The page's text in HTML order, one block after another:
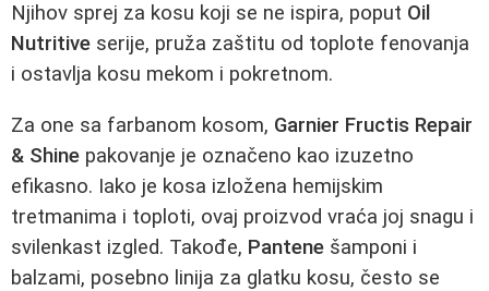
Njihov sprej za kosu koji se ne ispira, poput Oil
Nutritive serije, pruža zaštitu od toplote fenovanja
i ostavlja kosu mekom i pokretnom.
Za one sa farbanom kosom, Garnier Fructis Repair
& Shine pakovanje je označeno kao izuzetno
efikasno. Iako je kosa izložena hemijskim
tretmanima i toploti, ovaj proizvod vraća joj snagu i
svilenkast izgled. Takođe, Pantene šamponi i
balzami, posebno linija za glatku kosu, često se